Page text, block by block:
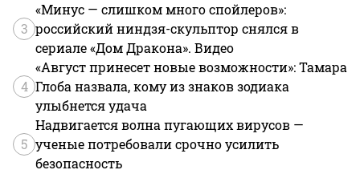
3
«Минус — слишком много спойлеров»:
российский ниндзя-скульптор снялся в
сериале «Дом Дракона». Видео
4
«Август принесет новые возможности»: Тамара
Глоба назвала, кому из знаков зодиака
улыбнется удача
5
Надвигается волна пугающих вирусов —
ученые потребовали срочно усилить
безопасность